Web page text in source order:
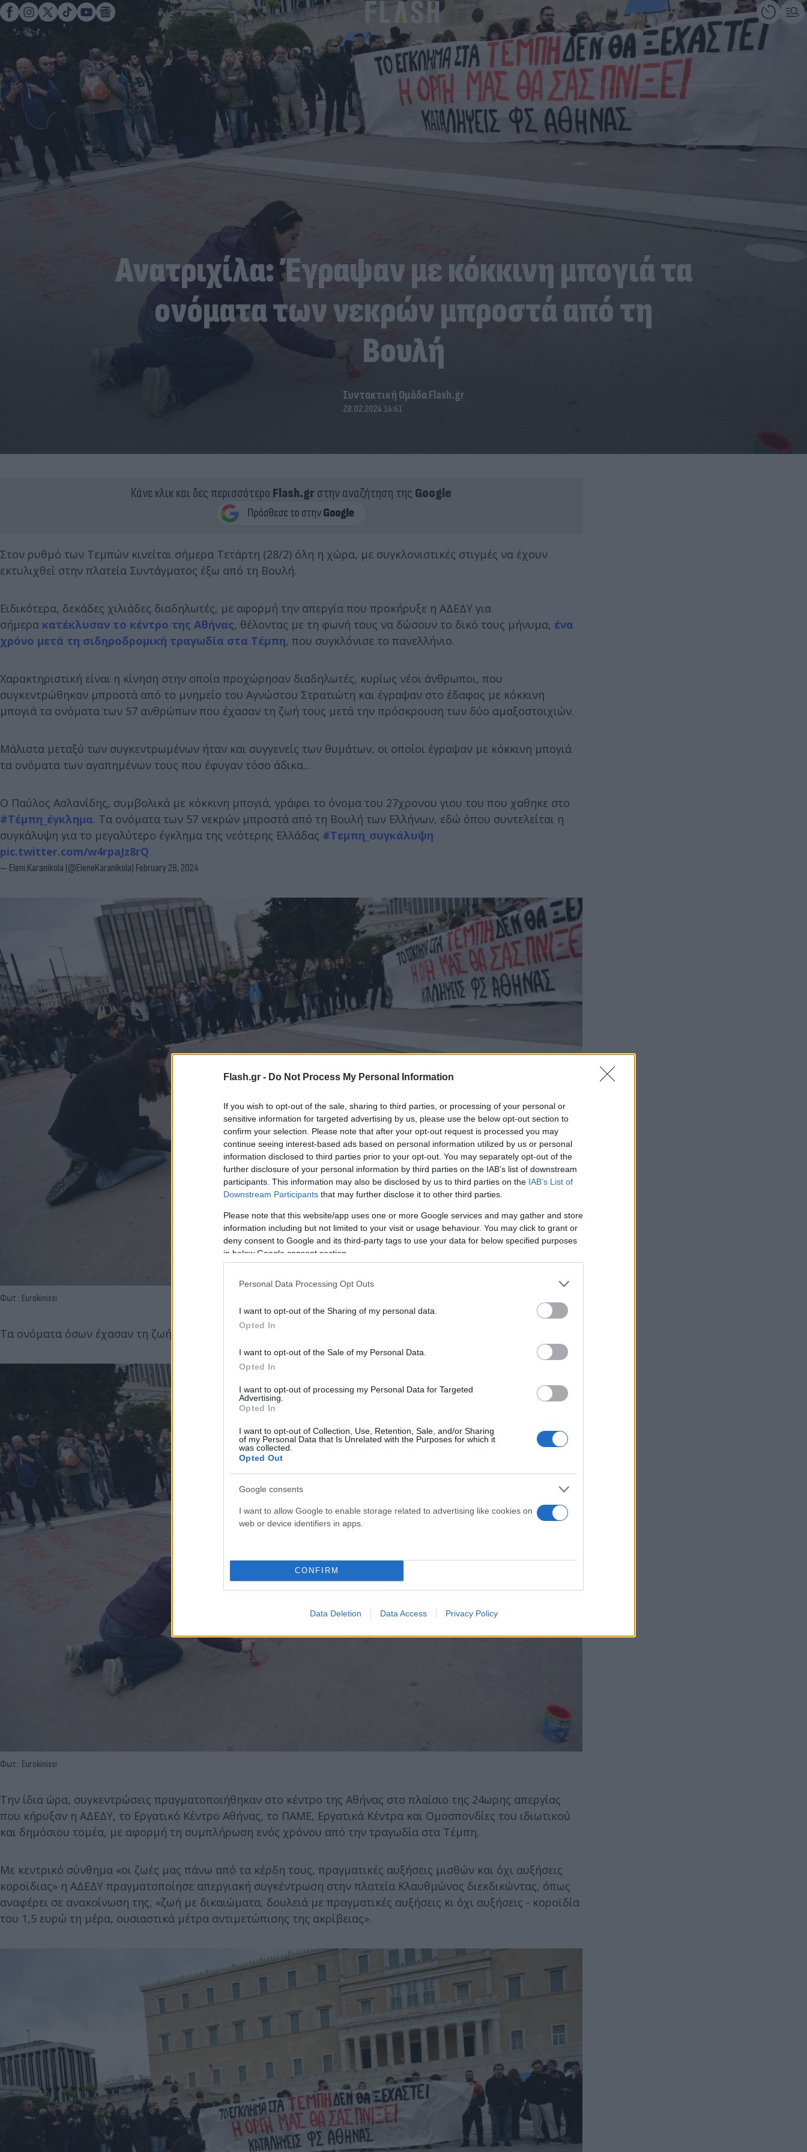
Flash.gr - Do Not Process My Personal Information
If you wish to opt-out of the sale, sharing to third parties, or processing of your personal or
sensitive information for targeted advertising by us, please use the below opt-out section to
confirm your selection. Please note that after your opt-out request is processed you may
continue seeing interest-based ads based on personal information utilized by us or personal
information disclosed to third parties prior to your opt-out. You may separately opt-out of the
further disclosure of your personal information by third parties on the IAB’s list of downstream
participants. This information may also be disclosed by us to third parties on the IAB’s List of
Downstream Participants that may further disclose it to other third parties.
Please note that this website/app uses one or more Google services and may gather and store
information including but not limited to your visit or usage behaviour. You may click to grant or
deny consent to Google and its third-party tags to use your data for below specified purposes
in below Google consent section.
Personal Data Processing Opt Outs
I want to opt-out of the Sharing of my personal data.
Opted In
I want to opt-out of the Sale of my Personal Data.
Opted In
I want to opt-out of processing my Personal Data for Targeted
Advertising.
Opted In
I want to opt-out of Collection, Use, Retention, Sale, and/or Sharing
of my Personal Data that Is Unrelated with the Purposes for which it
was collected.
Opted Out
Google consents
I want to allow Google to enable storage related to advertising like cookies on
web or device identifiers in apps.
CONFIRM
Data Deletion Data Access Privacy Policy
Ανατριχίλα: Έγραψαν με κόκκινη μπογιά τα
ονόματα των νεκρών μπροστά από τη
Βουλή
Συντακτική Ομάδα Flash.gr
28.02.2024 14:41
Κάνε κλικ και δες περισσότερο Flash.grστην αναζήτηση της Google
Στον ρυθμό των Τεμπών κινείται σήμερα Τετάρτη (28/2) όλη η χώρα, με συγκλονιστικές στιγμές να έχουν
εκτυλιχθεί στην πλατεία Συντάγματος έξω από τη Βουλή.
Ειδικότερα, δεκάδες χιλιάδες διαδηλωτές, με αφορμή την απεργία που προκήρυξε η ΑΔΕΔΥ για
σήμερα κατέκλυσαν το κέντρο της Αθήνας, θέλοντας με τη φωνή τους να δώσουν το δικό τους μήνυμα, ένα
χρόνο μετά τη σιδηροδρομική τραγωδία στα Τέμπη, που συγκλόνισε το πανελλήνιο.
Χαρακτηριστική είναι η κίνηση στην οποία προχώρησαν διαδηλωτές, κυρίως νέοι άνθρωποι, που
συγκεντρώθηκαν μπροστά από το μνημείο του Αγνώστου Στρατιώτη και έγραψαν στο έδαφος με κόκκινη
μπογιά τα ονόματα των 57 ανθρώπων που έχασαν τη ζωή τους μετά την πρόσκρουση των δύο αμαξοστοιχιών.
Μάλιστα μεταξύ των συγκεντρωμένων ήταν και συγγενείς των θυμάτων, οι οποίοι έγραψαν με κόκκινη μπογιά
τα ονόματα των αγαπημένων τους που έφυγαν τόσο άδικα...
Ο Παύλος Ασλανίδης, συμβολικά με κόκκινη μπογιά, γράφει το όνομα του 27χρονου γιου του που χαθηκε στο
#Τέμπη_έγκλημα. Τα ονόματα των 57 νεκρών μπροστά από τη Βουλή των Ελλήνων, εδώ όπου συντελείται η
συγκάλυψη για το μεγαλύτερο έγκλημα της νεότερης Ελλάδας #Τεμπη_συγκάλυψη
pic.twitter.com/w4rpaJz8rQ
— Eleni.Karanikola (@EleneKaranikola) February 28, 2024
Φωτ.: Eurokinissi
Τα ονόματα όσων έχασαν τη ζωή τους στο τραγικό δυστύχημα και δεν πρόκειται να ξεχαστούν ποτέ.
Φωτ.: Eurokinissi
Την ίδια ώρα, συγκεντρώσεις πραγματοποιήθηκαν στο κέντρο της Αθήνας στο πλαίσιο της 24ωρης απεργίας
που κήρυξαν η ΑΔΕΔΥ, το Εργατικό Κέντρο Αθήνας, το ΠΑΜΕ, Εργατικά Κέντρα και Ομοσπονδίες του ιδιωτικού
και δημόσιου τομέα, με αφορμή τη συμπλήρωση ενός χρόνου από την τραγωδία στα Τέμπη.
Με κεντρικό σύνθημα «οι ζωές μας πάνω από τα κέρδη τους, πραγματικές αυξήσεις μισθών και όχι αυξήσεις
κοροϊδιας» η ΑΔΕΔΥ πραγματοποίησε απεργιακή συγκέντρωση στην πλατεία Κλαυθμώνος διεκδικώντας, όπως
αναφέρει σε ανακοίνωση της, «ζωή με δικαιώματα, δουλειά με πραγματικές αυξήσεις κι όχι αυξήσεις - κοροϊδία
του 1,5 ευρώ τη μέρα, ουσιαστικά μέτρα αντιμετώπισης της ακρίβειας».